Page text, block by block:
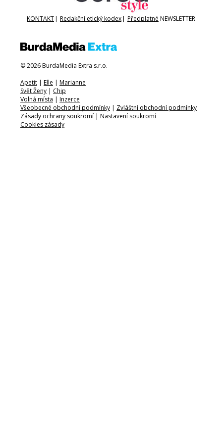
KONTAKT| Redakční etický kodex| Předplatné NEWSLETTER
© 2026 BurdaMedia Extra s.r.o.
Apetit | Elle | Marianne
Svět Ženy | Chip
Volná místa | Inzerce
Všeobecné obchodní podmínky | Zvláštní obchodní podmínky
Zásady ochrany soukromí | Nastavení soukromí
Cookies zásady